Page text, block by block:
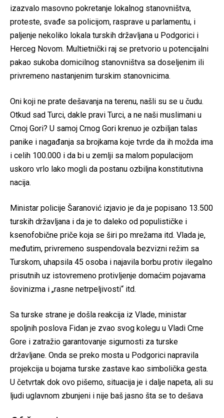
izazvalo masovno pokretanje lokalnog stanovništva,
proteste, svađe sa policijom, rasprave u parlamentu, i
paljenje nekoliko lokala turskih državljana u Podgorici i
Herceg Novom. Multietnički raj se pretvorio u potencijalni
pakao sukoba domicilnog stanovništva sa doseljenim ili
privremeno nastanjenim turskim stanovnicima.
Oni koji ne prate dešavanja na terenu, našli su se u čudu.
Otkud sad Turci, dakle pravi Turci, a ne naši muslimani u
Crnoj Gori? U samoj Crnog Gori krenuo je ozbiljan talas
panike i nagađanja sa brojkama koje tvrde da ih možda ima
i celih 100.000 i da bi u zemlji sa malom populacijom
uskoro vrlo lako mogli da postanu ozbiljna konstitutivna
nacija.
Ministar policije Šaranović izjavio je da je popisano 13.500
turskih državljana i da je to daleko od populističke i
ksenofobične priče koja se širi po mrežama itd. Vlada je,
međutim, privremeno suspendovala bezvizni režim sa
Turskom, uhapsila 45 osoba i najavila borbu protiv ilegalno
prisutnih uz istovremeno protivljenje domaćim pojavama
šovinizma i „rasne netrpeljivosti“ itd.
Sa turske strane je došla reakcija iz Vlade, ministar
spoljnih poslova Fidan je zvao svog kolegu u Vladi Crne
Gore i zatražio garantovanje sigurnosti za turske
državljane. Onda se preko mosta u Podgorici napravila
projekcija u bojama turske zastave kao simbolička gesta.
U četvrtak dok ovo pišemo, situacija je i dalje napeta, ali su
ljudi uglavnom zbunjeni i nije baš jasno šta se to dešava